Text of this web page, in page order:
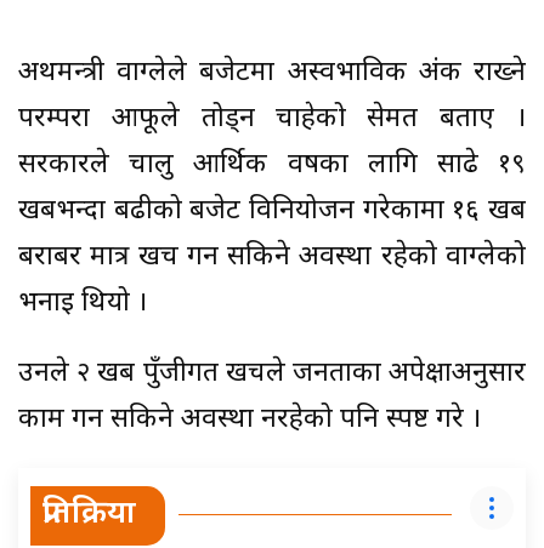
अर्थमन्त्री वाग्लेले बजेटमा अस्वभाविक अंक राख्ने
परम्परा आफूले तोड्न चाहेको सेमत बताए ।
सरकारले चालु आर्थिक वर्षका लागि साढे १९
खर्बभन्दा बढीको बजेट विनियोजन गरेकामा १६ खर्ब
बराबर मात्र खर्च गर्न सकिने अवस्था रहेको वाग्लेको
भनाइ थियो ।
उनले २ खर्ब पुँजीगत खर्चले जनताका अपेक्षाअनुसार
काम गर्न सकिने अवस्था नरहेको पनि स्पष्ट गरे ।
प्रतिक्रिया